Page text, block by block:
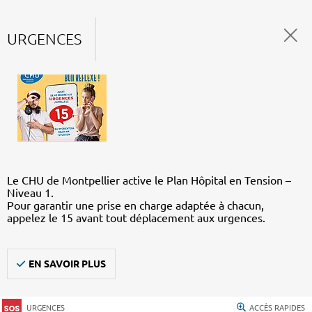
URGENCES
Le CHU de Montpellier active le Plan Hôpital en Tension –
Niveau 1.
Pour garantir une prise en charge adaptée à chacun,
appelez le 15 avant tout déplacement aux urgences.
EN SAVOIR PLUS
URGENCES ACCÈS RAPIDES